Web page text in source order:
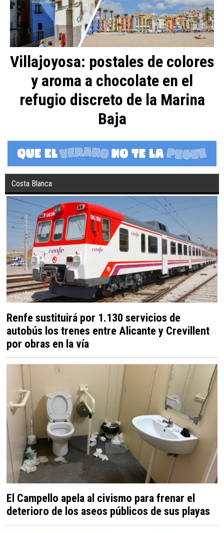
Villajoyosa: postales de colores
y aroma a chocolate en el
refugio discreto de la Marina
Baja
Costa Blanca
Renfe sustituirá por 1.130 servicios de
autobús los trenes entre Alicante y Crevillent
por obras en la vía
El Campello apela al civismo para frenar el
deterioro de los aseos públicos de sus playas